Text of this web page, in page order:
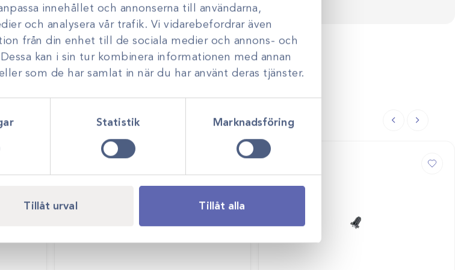
innehållet och annonserna till användarna,
och analysera vår trafik. Vi vidarebefordrar även
från din enhet till de sociala medier och annons- och
kan i sin tur kombinera informationen med annan
som de har samlat in när du har använt deras tjänster.
Statistik Marknadsföring
Tillåt urval Tillåt alla